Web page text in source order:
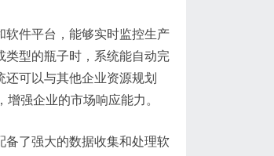
软件平台，能够实时监控生产
类型的瓶子时，系统能自动完
可以与其他企业资源规划
强企业的市场响应能力。
备了强大的数据收集和处理软